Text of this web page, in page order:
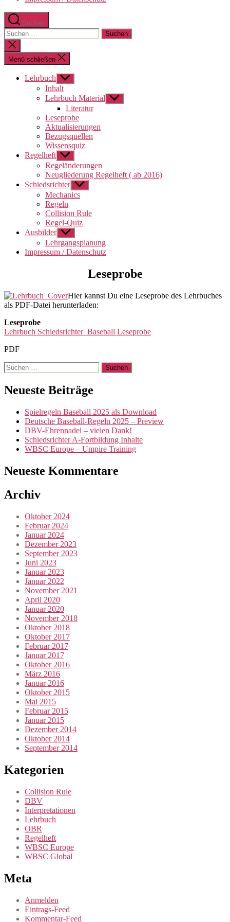
Suchen
Suchen
nach:
Suche
schließen
Menü schließen
Lehrbuch Untermenü
anzeigen
Inhalt
Lehrbuch Material Untermenü
anzeigen
Literatur
Leseprobe
Aktualisierungen
Bezugsquellen
Wissensquiz
Regelheft Untermenü
anzeigen
Regeländerungen
Neugliederung Regelheft ( ab 2016)
Schiedsrichter Untermenü
anzeigen
Mechanics
Regeln
Collision Rule
Regel-Quiz
Ausbilder Untermenü
anzeigen
Lehrgangsplanung
Impressum / Datenschutz
Leseprobe
Hier kannst Du eine Leseprobe des Lehrbuches
als PDF-Datei herunterladen:
Leseprobe
Lehrbuch Schiedsrichter Baseball Leseprobe
PDF
Suchen
nach:
Neueste Beiträge
Spielregeln Baseball 2025 als Download
Deutsche Baseball-Regeln 2025 – Preview
DBV-Ehrennadel – vielen Dank!
Schiedsrichter A-Fortbildung Inhalte
WBSC Europe – Umpire Training
Neueste Kommentare
Archiv
Oktober 2024
Februar 2024
Januar 2024
Dezember 2023
September 2023
Juni 2023
Januar 2023
Januar 2022
November 2021
April 2020
Januar 2020
November 2018
Oktober 2018
Oktober 2017
Februar 2017
Januar 2017
Oktober 2016
März 2016
Januar 2016
Oktober 2015
Mai 2015
Februar 2015
Januar 2015
Dezember 2014
Oktober 2014
September 2014
Kategorien
Collision Rule
DBV
Interpretationen
Lehrbuch
OBR
Regelheft
WBSC Europe
WBSC Global
Meta
Anmelden
Eintrags-Feed
Kommentar-Feed